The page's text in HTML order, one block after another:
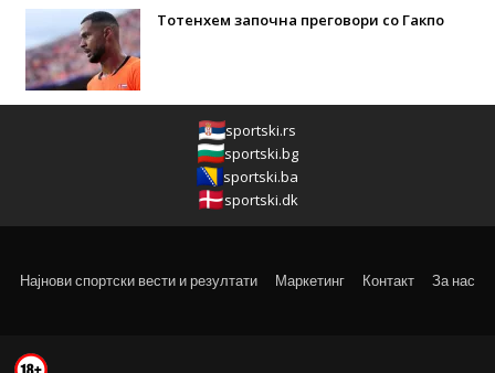
Тотенхем започна преговори со Гакпо
sportski.rs
sportski.bg
sportski.ba
sportski.dk
Најнови спортски вести и резултати Маркетинг Контакт За нас